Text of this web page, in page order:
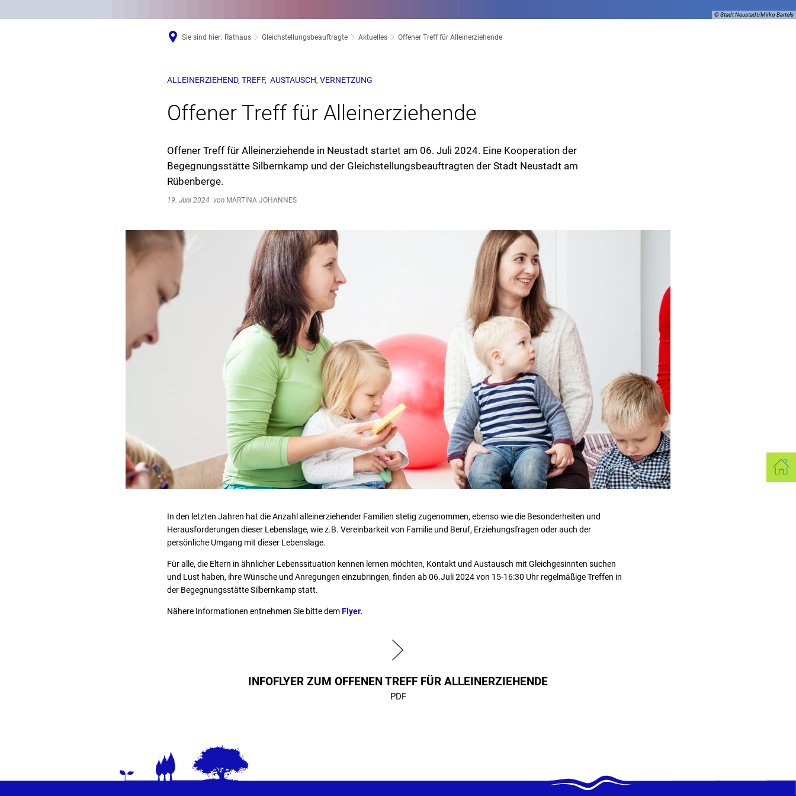
© Stadt Neustadt/Mirko Bartels
Sie sind hier: Rathaus Gleichstellungsbeauftragte Aktuelles Offener Treff für Alleinerziehende
ALLEINERZIEHEND, TREFF, AUSTAUSCH, VERNETZUNG
Offener Treff für Alleinerziehende
Offener Treff für Alleinerziehende in Neustadt startet am 06. Juli 2024. Eine Kooperation der
Begegnungsstätte Silbernkamp und der Gleichstellungsbeauftragten der Stadt Neustadt am
Rübenberge.
19. Juni 2024 von MARTINA JOHANNES
In den letzten Jahren hat die Anzahl alleinerziehender Familien stetig zugenommen, ebenso wie die Besonderheiten und
Herausforderungen dieser Lebenslage, wie z.B. Vereinbarkeit von Familie und Beruf, Erziehungsfragen oder auch der
persönliche Umgang mit dieser Lebenslage.
Für alle, die Eltern in ähnlicher Lebenssituation kennen lernen möchten, Kontakt und Austausch mit Gleichgesinnten suchen
und Lust haben, ihre Wünsche und Anregungen einzubringen, finden ab 06.Juli 2024 von 15-16:30 Uhr regelmäßige Treffen in
der Begegnungsstätte Silbernkamp statt.
Nähere Informationen entnehmen Sie bitte demFlyer.
INFOFLYER ZUM OFFENEN TREFF FÜR ALLEINERZIEHENDE
PDF